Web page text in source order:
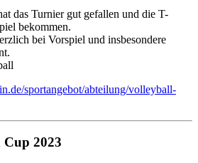
das Turnier gut gefallen und die T-
bekommen.
bei Vorspiel und insbesondere
sportangebot/abteilung/volleyball-
2023